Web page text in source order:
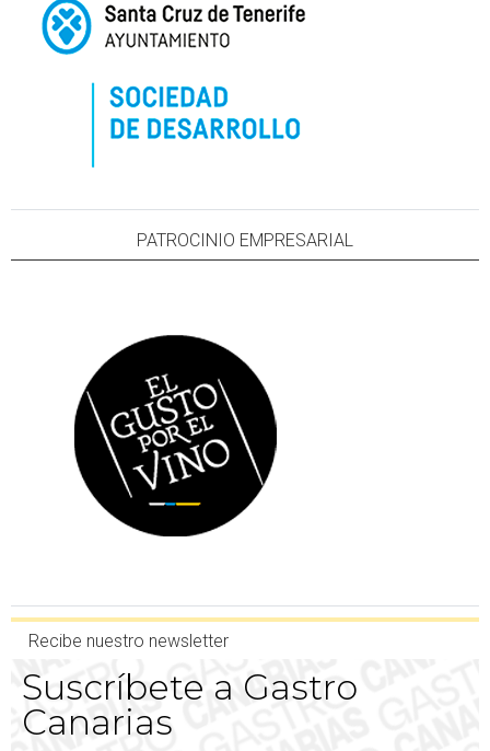
PATROCINIO EMPRESARIAL
Recibe nuestro newsletter
Suscríbete a Gastro
Canarias